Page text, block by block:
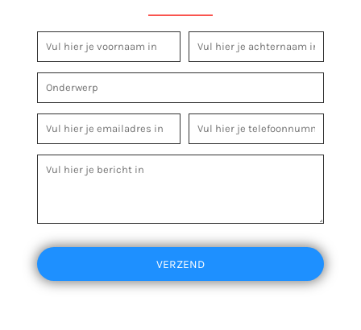
VERZEND